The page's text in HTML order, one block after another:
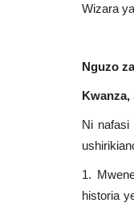
Wizara
Nguzo
Kwanza,
Ni nafasi
1.
historia